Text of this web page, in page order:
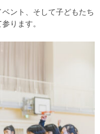
ント、そして子どもたち
ります。